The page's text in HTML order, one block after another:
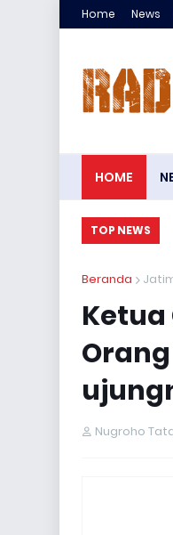
Home News
HOME
TOP NEWS
Beranda
Ketua
Nugroho